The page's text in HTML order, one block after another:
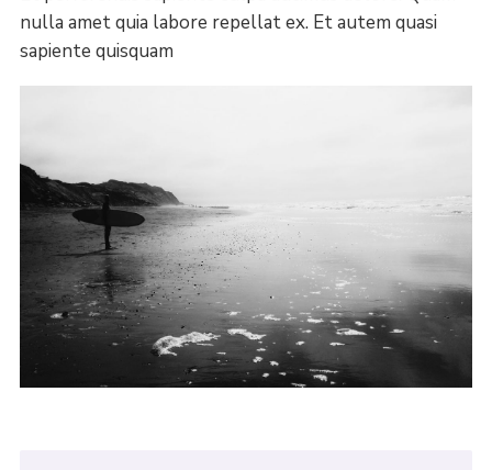
nulla amet quia labore repellat ex. Et autem quasi
sapiente quisquam